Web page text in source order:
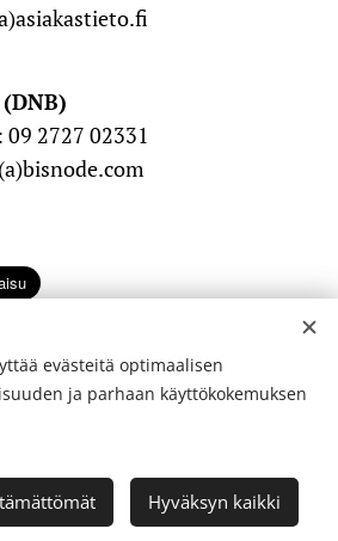
2727 02331
ISSN 2342-3439
evästeitä optimaalisen
ja parhaan käyttökokemuksen
Hyväksyn kaikki